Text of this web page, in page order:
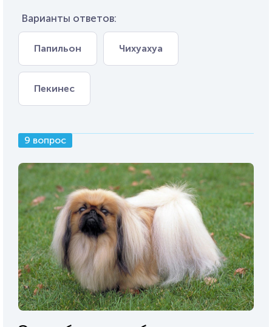
Варианты ответов:
Папильон Чихуахуа
Пекинес
9 вопрос